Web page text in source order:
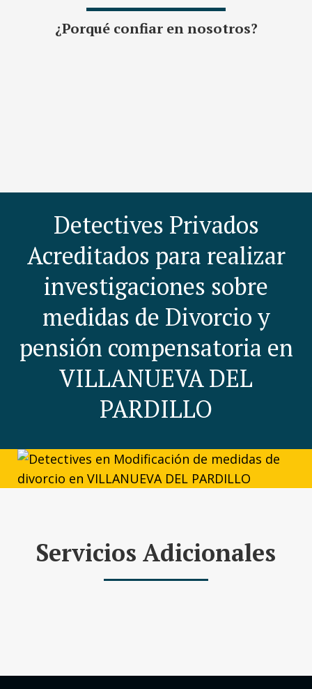
¿Porqué confiar en nosotros?
Detectives Privados
Acreditados para realizar
investigaciones sobre
medidas de Divorcio y
pensión compensatoria en
VILLANUEVA DEL
PARDILLO
Servicios Adicionales